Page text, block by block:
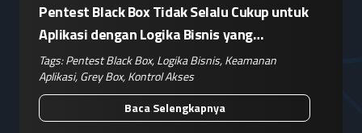
Pentest Black Box Tidak Selalu Cukup untuk
Aplikasi dengan Logika Bisnis yang
Kompleks
Tags:Pentest Black Box,Logika Bisnis,Keamanan
Aplikasi,Grey Box,Kontrol Akses
Baca Selengkapnya